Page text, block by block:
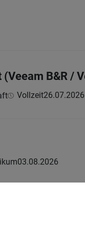
B&R /
Vollzeit26.07.2026
03.08.2026